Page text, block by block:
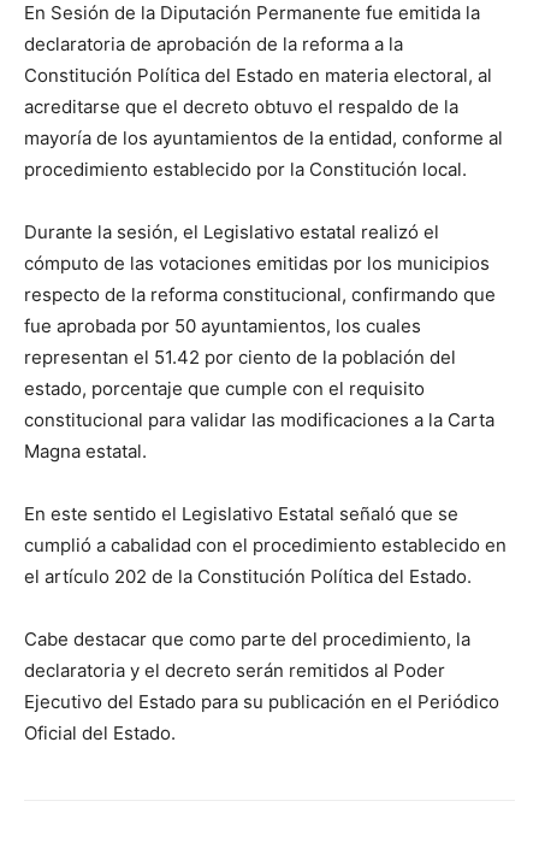
En Sesión de la Diputación Permanente fue emitida la
declaratoria de aprobación de la reforma a la
Constitución Política del Estado en materia electoral, al
acreditarse que el decreto obtuvo el respaldo de la
mayoría de los ayuntamientos de la entidad, conforme al
procedimiento establecido por la Constitución local.
Durante la sesión, el Legislativo estatal realizó el
cómputo de las votaciones emitidas por los municipios
respecto de la reforma constitucional, confirmando que
fue aprobada por 50 ayuntamientos, los cuales
representan el 51.42 por ciento de la población del
estado, porcentaje que cumple con el requisito
constitucional para validar las modificaciones a la Carta
Magna estatal.
En este sentido el Legislativo Estatal señaló que se
cumplió a cabalidad con el procedimiento establecido en
el artículo 202 de la Constitución Política del Estado.
Cabe destacar que como parte del procedimiento, la
declaratoria y el decreto serán remitidos al Poder
Ejecutivo del Estado para su publicación en el Periódico
Oficial del Estado.